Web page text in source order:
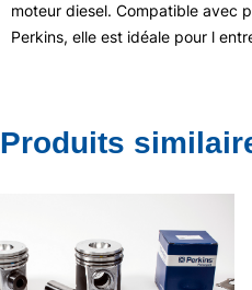
moteur diesel. Compatible avec
Perkins, elle est idéale pour l
Produits